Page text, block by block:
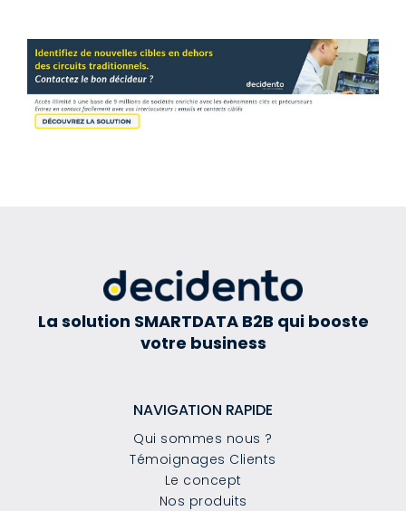
La solution SMARTDATA B2B qui booste
votre business
NAVIGATION RAPIDE
Qui sommes nous ?
Témoignages Clients
Le concept
Nos produits